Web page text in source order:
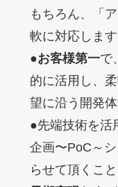
もちろん、「
軟に対応します
●お客様第一で
的に活用し、
望に沿う開発
●先端技術を活
企画〜PoC～
らせて頂くこと